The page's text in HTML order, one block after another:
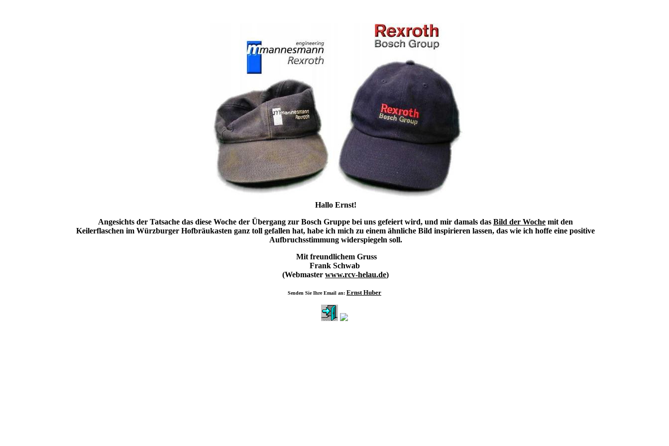
Hallo Ernst!
Angesichts der Tatsache das diese Woche der Übergang zur Bosch Gruppe bei uns gefeiert wird, und mir damals das Bild der Woche mit den
Keilerflaschen im Würzburger Hofbräukasten ganz toll gefallen hat, habe ich mich zu einem ähnliche Bild inspirieren lassen, das wie ich hoffe eine positive
Aufbruchsstimmung widerspiegeln soll.
Mit freundlichem Gruss
Frank Schwab
(Webmaster www.rcv-helau.de)
Senden Sie Ihre Email an: Ernst Huber